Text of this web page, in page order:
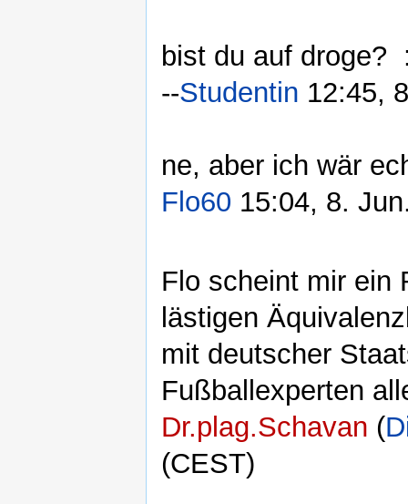
bist du auf droge?
--Studentin 12:45,
ne, aber ich wär
Flo60 15:04, 8.
Flo scheint mir ein
lästigen
mit deutscher
Fußballexperten
Dr.plag.Schavan (
(CEST)